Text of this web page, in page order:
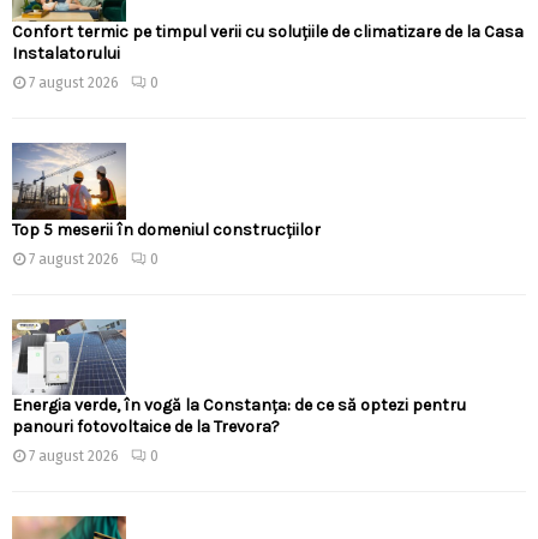
Confort termic pe timpul verii cu soluțiile de climatizare de la Casa
Instalatorului
7 august 2026 0
Top 5 meserii în domeniul construcțiilor
7 august 2026 0
Energia verde, în vogă la Constanța: de ce să optezi pentru
panouri fotovoltaice de la Trevora?
7 august 2026 0